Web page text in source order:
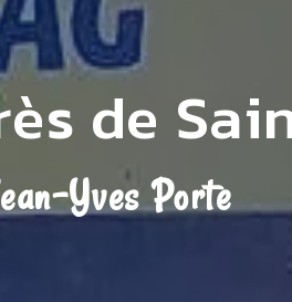
de
Yves Porte